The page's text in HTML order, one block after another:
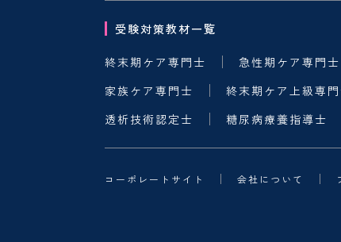
受験対策教材一覧
終末期ケア専門士
急性期ケア専門士
家族ケア専門士
終末期ケア上級専
透析技術認定士
糖尿病療養指導士
コーポレートサイト 会社について